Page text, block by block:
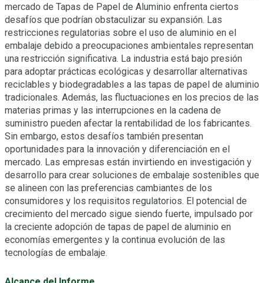
mercado de Tapas de Papel de Aluminio enfrenta ciertos
desafíos que podrían obstaculizar su expansión. Las
restricciones regulatorias sobre el uso de aluminio en el
embalaje debido a preocupaciones ambientales representan
una restricción significativa. La industria está bajo presión
para adoptar prácticas ecológicas y desarrollar alternativas
reciclables y biodegradables a las tapas de papel de aluminio
tradicionales. Además, las fluctuaciones en los precios de las
materias primas y las interrupciones en la cadena de
suministro pueden afectar la rentabilidad de los fabricantes.
Sin embargo, estos desafíos también presentan
oportunidades para la innovación y diferenciación en el
mercado. Las empresas están invirtiendo en investigación y
desarrollo para crear soluciones de embalaje sostenibles que
se alineen con las preferencias cambiantes de los
consumidores y los requisitos regulatorios. El potencial de
crecimiento del mercado sigue siendo fuerte, impulsado por
la creciente adopción de tapas de papel de aluminio en
economías emergentes y la continua evolución de las
tecnologías de embalaje.